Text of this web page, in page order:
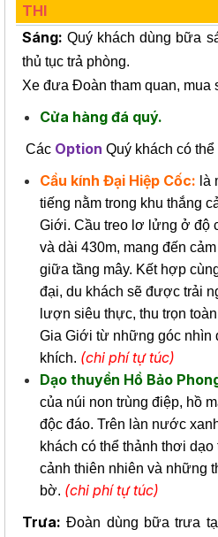
THI
Sáng: Quý khách dùng bữa
thủ tục trả phòng.
Xe đưa Đoàn tham quan, mua
Cửa hàng đá quý.
Các Option Quý khách có
Cầu kính Đại Hiệp Cốc: là
tiếng nằm trong khu thắng
Giới. Cầu treo lơ lửng ở độ
và dài 430m, mang đến
giữa tầng mây. Kết hợp
đại, du khách sẽ được trải
lượn siêu thực, thu trọn
Gia Giới từ những góc nhìn
khích. (chi phí tự túc)
Dạo thuyền Hồ Bảo
của núi non trùng điệp, hồ
độc đáo. Trên làn nước
khách có thể thảnh thơi
cảnh thiên nhiên và những
bờ. (chi phí tự túc)
Trưa: Đoàn dùng bữa trưa